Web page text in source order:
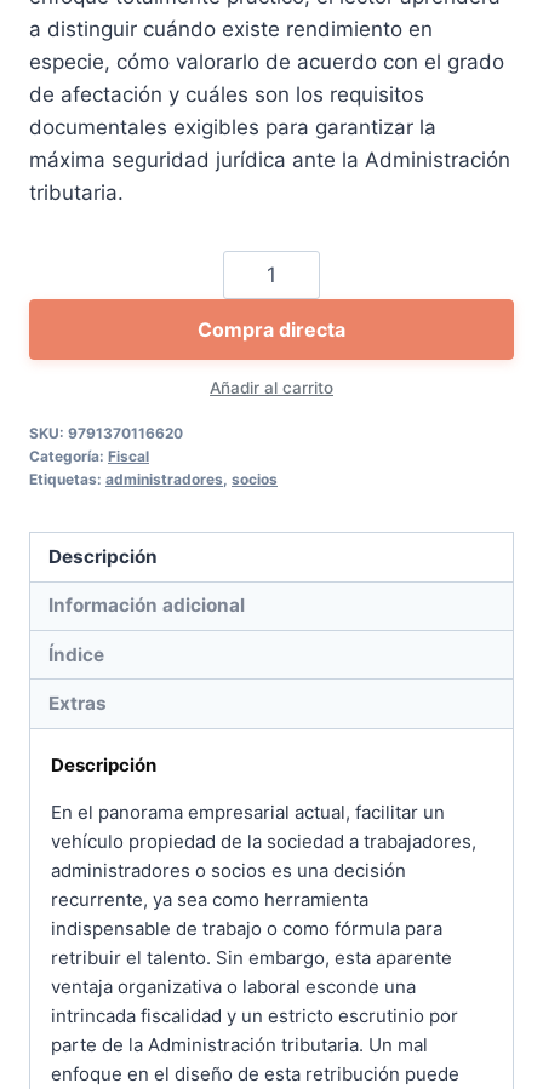
a distinguir cuándo existe rendimiento en
especie, cómo valorarlo de acuerdo con el grado
de afectación y cuáles son los requisitos
documentales exigibles para garantizar la
máxima seguridad jurídica ante la Administración
tributaria.
Fiscalidad
de
la
cesión
gratuita
de
vehículos
administradores
cantidad
Añadir al carrito
Compra directa
SKU: 9791370116620
Categoría: Fiscal
Etiquetas: administradores, socios
Descripción
Información adicional
Índice
Extras
Descripción
En el panorama empresarial actual, facilitar un
vehículo propiedad de la sociedad a trabajadores,
administradores o socios es una decisión
recurrente, ya sea como herramienta
indispensable de trabajo o como fórmula para
retribuir el talento. Sin embargo, esta aparente
ventaja organizativa o laboral esconde una
intrincada fiscalidad y un estricto escrutinio por
parte de la Administración tributaria. Un mal
enfoque en el diseño de esta retribución puede